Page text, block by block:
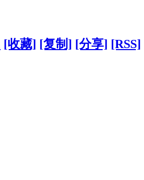
[收藏] [复制] [分享] [RSS]